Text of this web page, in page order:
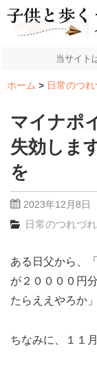
当サイト
ホーム 日常のつ
マイナポ
失効しま
を
2023年12月8日
日常のつれづれ
ある日父から、
が２００００円
たらええやろか
ちなみに、１１